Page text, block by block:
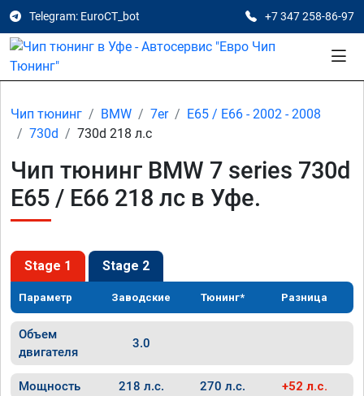
Telegram: EuroCT_bot +7 347 258-86-97
Чип тюнинг BMW 7er
E65 / E66 - 2002 - 2008
730d
730d 218 л.с
Чип тюнинг BMW 7 series 730d
E65 / E66 218 лс в Уфе.
Stage 1 Stage 2
Параметр Заводские Тюнинг* Разница
Объем
двигателя
3.0
Мощность 218 л.с. 270 л.с. +52 л.с.